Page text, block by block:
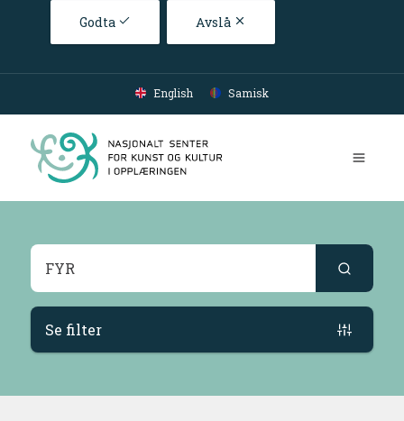
Godta Avslå
Gå til hovedinnhold
English Samisk
Søkeresultater
Se filter